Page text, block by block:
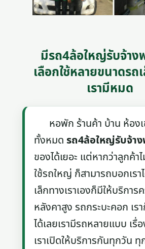
มีรถ4ล้อใหญ่รับจ้าง
เลือกใช้หลายขนาดร
เรามีหมด
หอพัก ร้านค้า บ้าน ห้องเ
ทั้งหมดรถ4ล้อใหญ่รับจ้า
ของได้เยอะ แต่หากว่าลูกค้า
ใช้รถใหญ่ ก็สามารถบอกเรา
เล็กทางเราเองก็มีให้บริการ
หลังคาสูง รถกระบะคอก เร
ได้เลยเรามีรถหลายแบบ เรื่
เราเปิดให้บริการกันทุกวัน ทุ